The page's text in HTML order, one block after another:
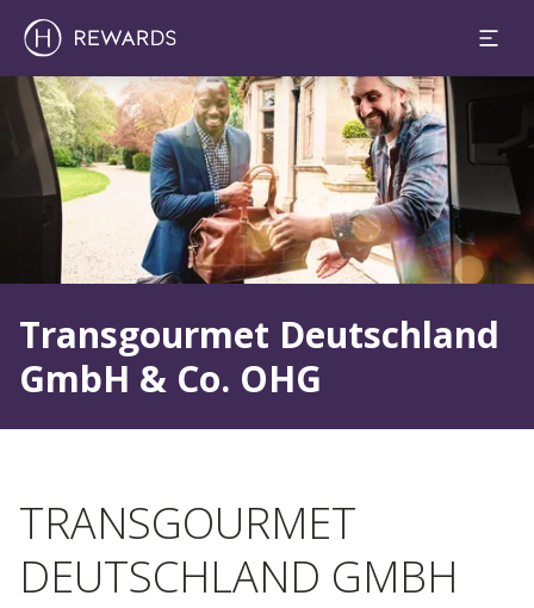
Slide 1 af 1
Transgourmet Deutschland
GmbH & Co. OHG
TRANSGOURMET
DEUTSCHLAND GMBH